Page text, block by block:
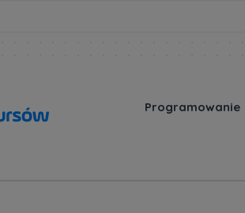
Programowanie